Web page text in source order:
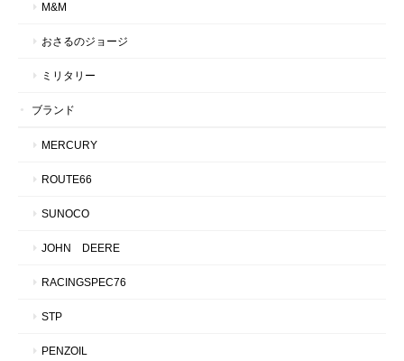
M&M
おさるのジョージ
ミリタリー
ブランド
MERCURY
ROUTE66
SUNOCO
JOHN DEERE
RACINGSPEC76
STP
PENZOIL